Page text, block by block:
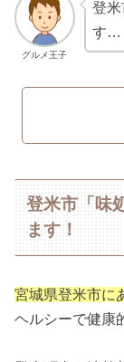
グルメ王子
登
す…
登米市「味
ます！
宮城県登米市に
ヘルシーで健康